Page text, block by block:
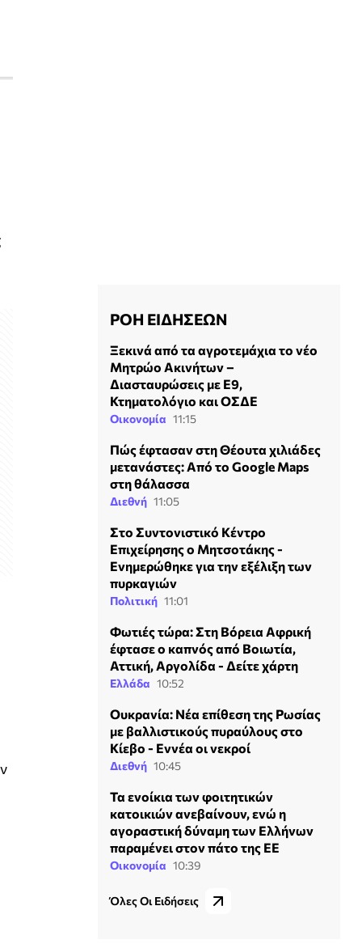
ΡΟΗ ΕΙΔΗΣΕΩΝ
Ξεκινά από τα αγροτεμάχια το νέο
Μητρώο Ακινήτων –
Διασταυρώσεις με Ε9,
Κτηματολόγιο και ΟΣΔΕ
Οικονομία 11:15
Πώς έφτασαν στη Θέουτα χιλιάδες
μετανάστες: Aπό τo Google Maps
στη θάλασσα
Διεθνή 11:05
Στο Συντονιστικό Κέντρο
Επιχείρησης ο Μητσοτάκης -
Ενημερώθηκε για την εξέλιξη των
πυρκαγιών
Πολιτική 11:01
Φωτιές τώρα: Στη Βόρεια Αφρική
έφτασε ο καπνός από Βοιωτία,
Αττική, Αργολίδα - Δείτε χάρτη
Ελλάδα 10:52
Ουκρανία: Νέα επίθεση της Ρωσίας
με βαλλιστικούς πυραύλους στο
Κίεβο - Εννέα οι νεκροί
Διεθνή 10:45
Τα ενοίκια των φοιτητικών
κατοικιών ανεβαίνουν, ενώ η
αγοραστική δύναμη των Ελλήνων
παραμένει στον πάτο της ΕΕ
Οικονομία 10:39
Όλες Οι Ειδήσεις